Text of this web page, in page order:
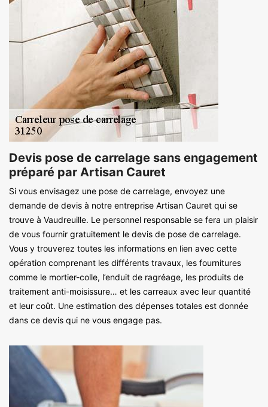
Devis pose de carrelage sans engagement
préparé par Artisan Cauret
Si vous envisagez une pose de carrelage, envoyez une
demande de devis à notre entreprise Artisan Cauret qui se
trouve à Vaudreuille. Le personnel responsable se fera un plaisir
de vous fournir gratuitement le devis de pose de carrelage.
Vous y trouverez toutes les informations en lien avec cette
opération comprenant les différents travaux, les fournitures
comme le mortier-colle, l’enduit de ragréage, les produits de
traitement anti-moisissure… et les carreaux avec leur quantité
et leur coût. Une estimation des dépenses totales est donnée
dans ce devis qui ne vous engage pas.